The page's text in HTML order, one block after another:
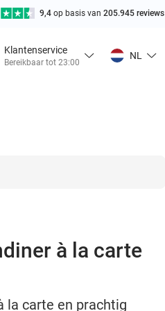
9,4 op basis van 205.945 reviews
Klantenservice
Bereikbaar tot 23:00
NL
à la carte
la carte en prachtig